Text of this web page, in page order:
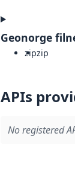
Geonorge
zipzip
APIs
No registered